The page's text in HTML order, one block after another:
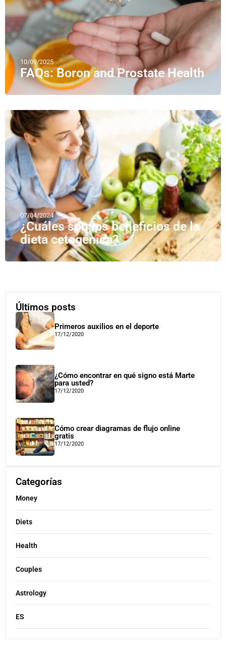
10/09/2025
FAQs: Boron and Prostate Health
07/04/2024
¿Cuáles son los beneficios de la
dieta cetogénica?
Últimos posts
Primeros auxilios en el deporte
17/12/2020
¿Cómo encontrar en qué signo está Marte
para usted?
17/12/2020
Cómo crear diagramas de flujo online
gratis
17/12/2020
Categorías
Money
Diets
Health
Couples
Astrology
ES